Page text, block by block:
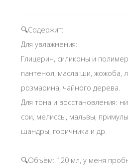
🔍Содержит:
Для увлажнения:
Глицерин, силиконы и
пантенол, масла:ши, жожоба,
розмарина, чайного дерева.
Для тона и восстановления:
сои, мелиссы, мальвы,
шандры, горичника и др.
🔍Объём: 120 мл, у меня